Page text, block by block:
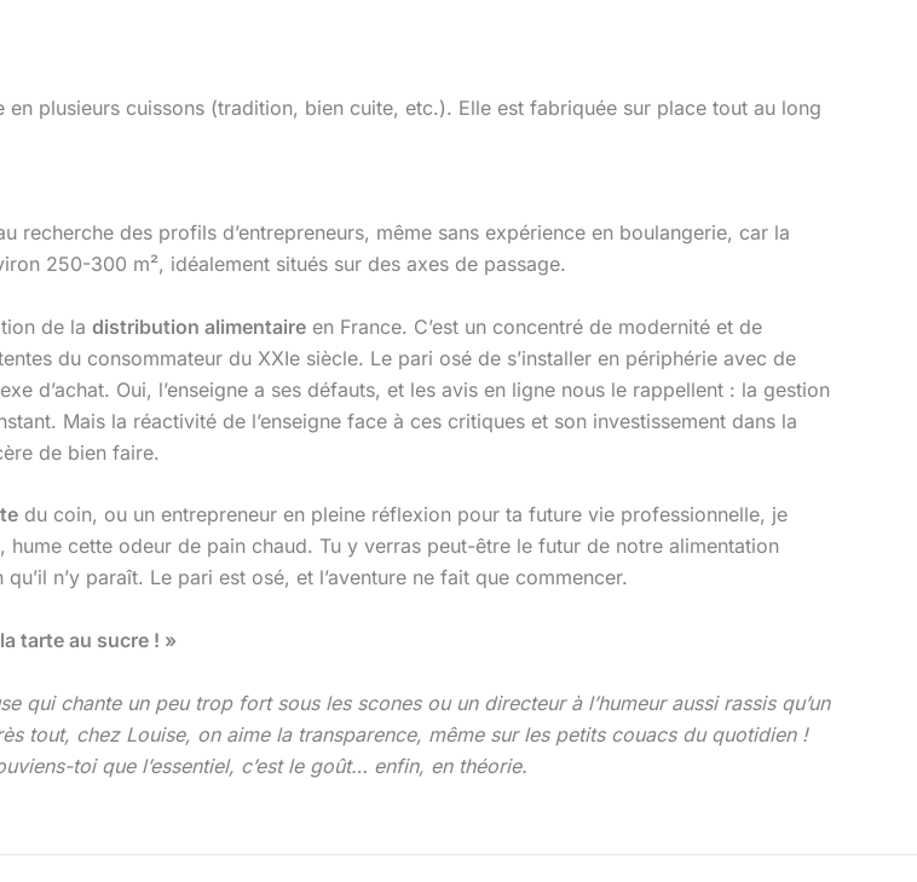
en plusieurs cuissons (tradition, bien cuite, etc.). Elle est fabriquée sur place tout au long
recherche des profils d’entrepreneurs, même sans expérience en boulangerie, car la
250-300 m², idéalement situés sur des axes de passage.
de la distribution alimentaire en France. C’est un concentré de modernité et de
du consommateur du XXIe siècle. Le pari osé de s’installer en périphérie avec de
d’achat. Oui, l’enseigne a ses défauts, et les avis en ligne nous le rappellent : la gestion
Mais la réactivité de l’enseigne face à ces critiques et son investissement dans la
de bien faire.
du coin, ou un entrepreneur en pleine réflexion pour ta future vie professionnelle, je
hume cette odeur de pain chaud. Tu y verras peut-être le futur de notre alimentation
n’y paraît. Le pari est osé, et l’aventure ne fait que commencer.
tarte au sucre ! »
qui chante un peu trop fort sous les scones ou un directeur à l’humeur aussi rassis qu’un
tout, chez Louise, on aime la transparence, même sur les petits couacs du quotidien !
toi que l’essentiel, c’est le goût… enfin, en théorie.